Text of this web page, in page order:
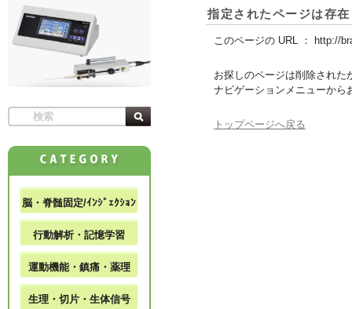
指定されたページは存
このページの URL ： http://
お探しのページは削除された
ナビゲーションメニューから
トップページへ戻る
脳・脊髄固定/ｲﾝｼﾞｪｸｼｮﾝ
行動解析・記憶学習
運動機能・鎮痛・薬理
生理・切片・生体信号